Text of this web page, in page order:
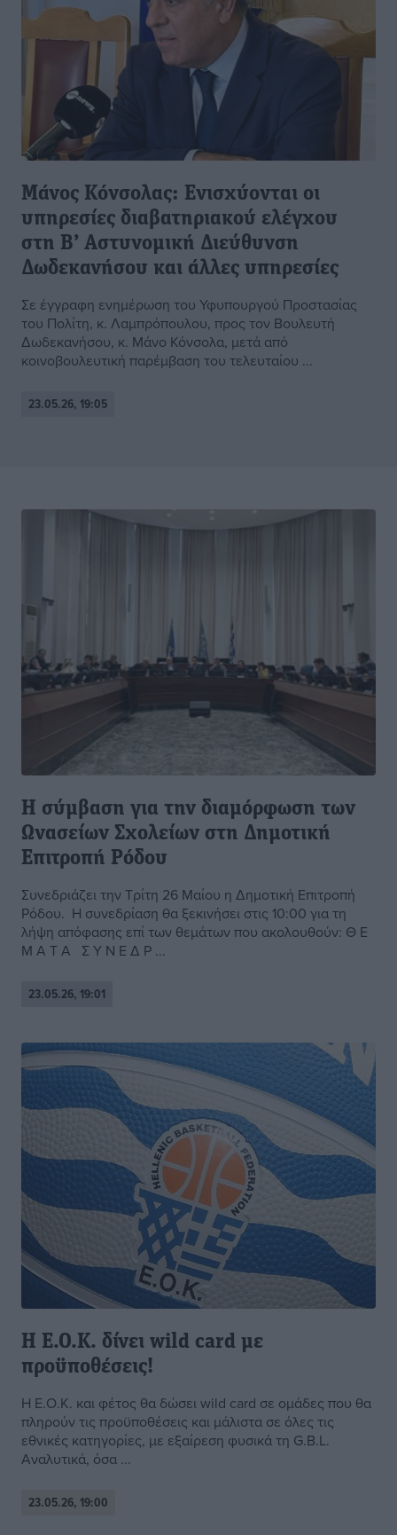
Μάνος Κόνσολας: Ενισχύονται οι
υπηρεσίες διαβατηριακού ελέγχου
στη Β’ Αστυνομική Διεύθυνση
Δωδεκανήσου και άλλες υπηρεσίες
Σε έγγραφη ενημέρωση του Υφυπουργού Προστασίας
του Πολίτη, κ. Λαμπρόπουλου, προς τον Βουλευτή
Δωδεκανήσου, κ. Μάνο Κόνσολα, μετά από
κοινοβουλευτική παρέμβαση του τελευταίου ...
23.05.26, 19:05
Η σύμβαση για την διαμόρφωση των
Ωνασείων Σχολείων στη Δημοτική
Επιτροπή Ρόδου
Συνεδριάζει την Τρίτη 26 Μαίου η Δημοτική Επιτροπή
Ρόδου. Η συνεδρίαση θα ξεκινήσει στις 10:00 για τη
λήψη απόφασης επί των θεμάτων που ακολουθούν: Θ Ε
Μ Α Τ Α Σ Υ Ν Ε Δ Ρ ...
23.05.26, 19:01
Η Ε.Ο.Κ. δίνει wild card με
προϋποθέσεις!
Η Ε.Ο.Κ. και φέτος θα δώσει wild card σε ομάδες που θα
πληρούν τις προϋποθέσεις και μάλιστα σε όλες τις
εθνικές κατηγορίες, με εξαίρεση φυσικά τη G.B.L.
Αναλυτικά, όσα ...
23.05.26, 19:00